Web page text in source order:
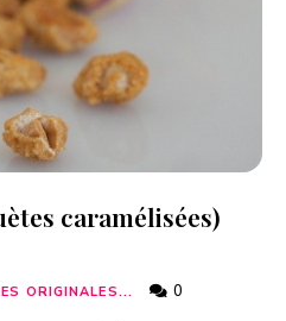
caramélisées)
ORIGINALES... 0